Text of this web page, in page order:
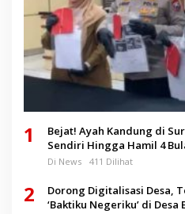
1
Bejat! Ayah Kandung di
Sendiri Hingga Hamil 4
Di News 411 Dilihat
2
Dorong Digitalisasi Desa,
‘Baktiku Negeriku’ di Desa